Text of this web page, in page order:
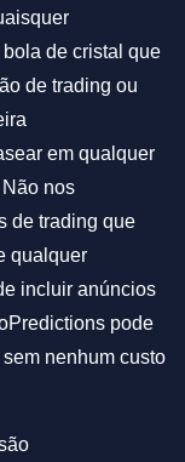
de cristal que
de trading ou
em qualquer
nos
de trading que
qualquer
incluir anúncios
pode
nenhum custo